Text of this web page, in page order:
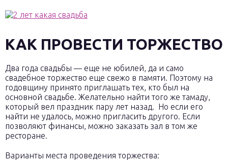
КАК ПРОВЕСТИ ТОРЖЕСТВО
Два года свадьбы — еще не юбилей, да и само
свадебное торжество еще свежо в памяти. Поэтому на
годовщину принято приглашать тех, кто был на
основной свадьбе. Желательно найти того же тамаду,
который вел праздник пару лет назад. Но если его
найти не удалось, можно пригласить другого. Если
позволяют финансы, можно заказать зал в том же
ресторане.
Варианты места проведения торжества: